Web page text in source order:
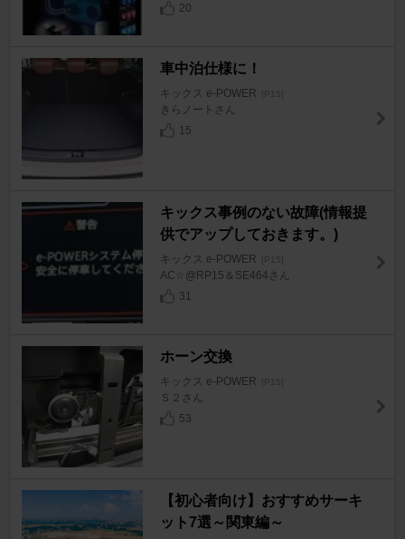
20
車中泊仕様に！
キックス e-POWER [P15]
きらノートさん
15
キックス事例のない故障(情報提
供でアップしておきます。)
キックス e-POWER [P15]
AC☆@RP15＆SE464さん
31
ホーン交換
キックス e-POWER [P15]
Ｓ２さん
53
【初心者向け】おすすめサーキ
ット7選～関東編～